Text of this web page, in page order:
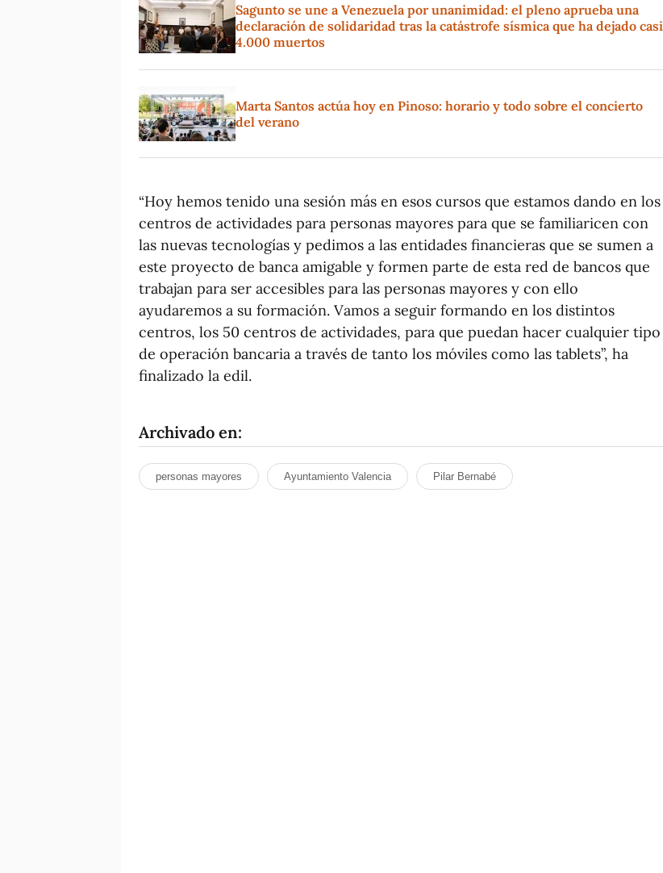
Sagunto se une a Venezuela por unanimidad: el pleno aprueba una
declaración de solidaridad tras la catástrofe sísmica que ha dejado casi
4.000 muertos
Marta Santos actúa hoy en Pinoso: horario y todo sobre el concierto
del verano
“Hoy hemos tenido una sesión más en esos cursos que estamos dando en los
centros de actividades para personas mayores para que se familiaricen con
las nuevas tecnologías y pedimos a las entidades financieras que se sumen a
este proyecto de banca amigable y formen parte de esta red de bancos que
trabajan para ser accesibles para las personas mayores y con ello
ayudaremos a su formación. Vamos a seguir formando en los distintos
centros, los 50 centros de actividades, para que puedan hacer cualquier tipo
de operación bancaria a través de tanto los móviles como las tablets”, ha
finalizado la edil.
Archivado en:
personas mayores Ayuntamiento Valencia Pilar Bernabé